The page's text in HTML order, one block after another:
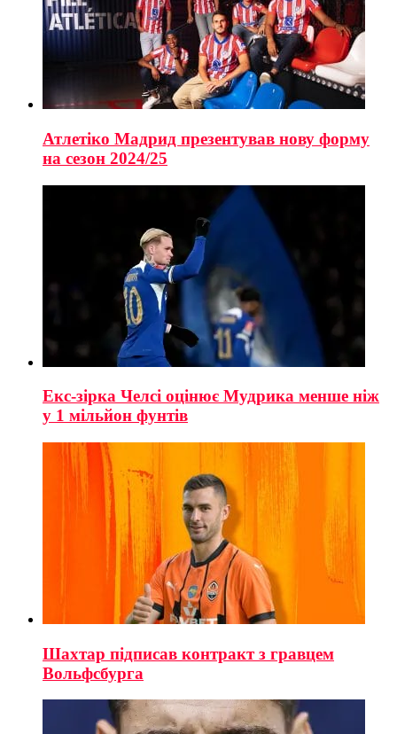
Атлетіко Мадрид презентував нову форму
на сезон 2024/25
Екс-зірка Челсі оцінює Мудрика менше ніж
у 1 мільйон фунтів
Шахтар підписав контракт з гравцем
Вольфсбурга